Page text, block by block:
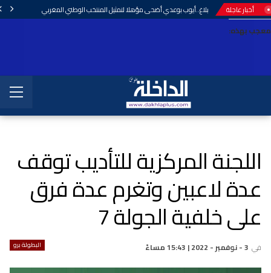
أخبار عاجلة بلاغ..أيوب بوعدي أضحى مؤهلا لتمثيل المنتخب الوطني المغربي
معجب بهذه:
اللجنة المركزية للتأديب توقف
عدة لاعبين وتغرم عدة فرق
على خلفية الجولة 7
البطولة برو في 3 - نوفمبر - 2022 | 15:43 مساءً